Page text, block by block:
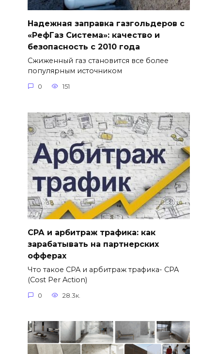
Надежная заправка газгольдеров с
«РефГаз Система»: качество и
безопасность с 2010 года
Сжиженный газ становится все более
популярным источником
0 151
СРА и арбитраж трафика: как
зарабатывать на партнерских
офферах
Что такое CPA и арбитраж трафика- CPA
(Cost Per Action)
0 28.3к.